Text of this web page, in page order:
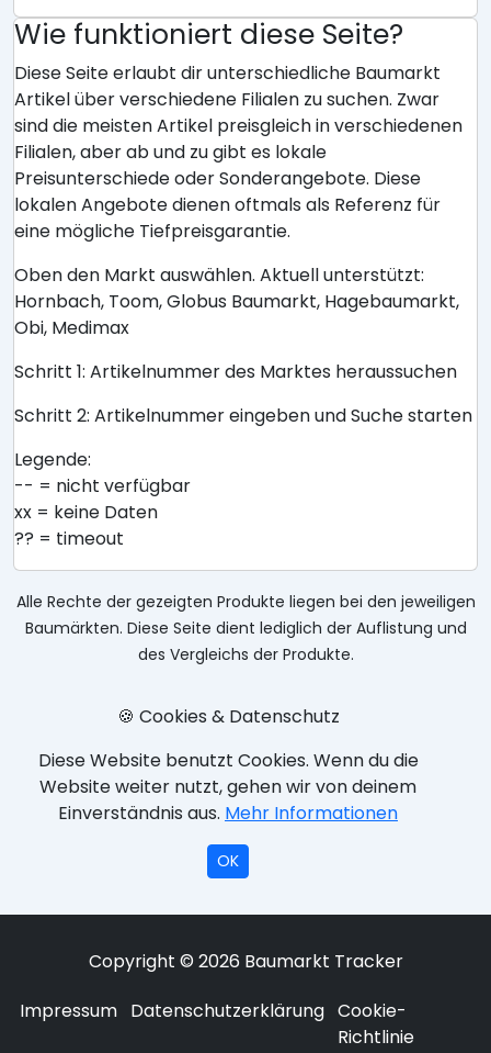
Wie funktioniert diese Seite?
Diese Seite erlaubt dir unterschiedliche Baumarkt
Artikel über verschiedene Filialen zu suchen. Zwar
sind die meisten Artikel preisgleich in verschiedenen
Filialen, aber ab und zu gibt es lokale
Preisunterschiede oder Sonderangebote. Diese
lokalen Angebote dienen oftmals als Referenz für
eine mögliche Tiefpreisgarantie.
Oben den Markt auswählen. Aktuell unterstützt:
Hornbach, Toom, Globus Baumarkt, Hagebaumarkt,
Obi, Medimax
Schritt 1: Artikelnummer des Marktes heraussuchen
Schritt 2: Artikelnummer eingeben und Suche starten
Legende:
-- = nicht verfügbar
xx = keine Daten
?? = timeout
Alle Rechte der gezeigten Produkte liegen bei den jeweiligen
Baumärkten. Diese Seite dient lediglich der Auflistung und
des Vergleichs der Produkte.
🍪 Cookies & Datenschutz
Diese Website benutzt Cookies. Wenn du die
Website weiter nutzt, gehen wir von deinem
Einverständnis aus. Mehr Informationen
OK
Copyright © 2026 Baumarkt Tracker
Impressum Datenschutzerklärung Cookie-
Richtlinie